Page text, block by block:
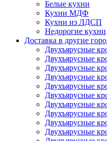
Белые кухни
Кухни МДФ
Кухни из ЛДСП
Недорогие кухни
Доставка в другие
Двухъярусные
Двухъярусные
Двухъярусные
Двухъярусные
Двухъярусные
Двухъярусные
Двухъярусные
Двухъярусные
Двухъярусные
Двухъярусные